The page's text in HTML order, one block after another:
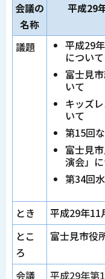
会議の
名称
平成29
議題
平成29
について
富士見
いて
キッズ
いて
第15回
富士見
演会」
第34回
とき
平成29年11
とこ
ろ
富士見市役
会議
平成29年第